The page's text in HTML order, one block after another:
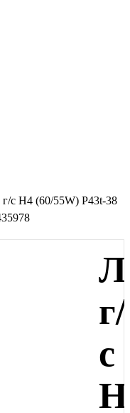
с H4 (60/55W) P43t-38
г/
с